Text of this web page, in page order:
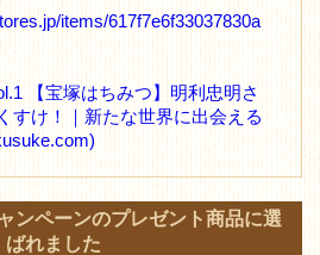
items/617f7e6f33037830a
【宝塚はちみつ】明利忠明さ
すけ！｜新たな世界に出会える
ンペーンのプレゼント商品に選
ばれました